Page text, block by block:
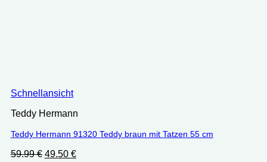
Schnellansicht
Teddy Hermann
Teddy Hermann 91320 Teddy braun mit Tatzen 55 cm
59.99€ Ursprünglicher
49.50 €Aktueller